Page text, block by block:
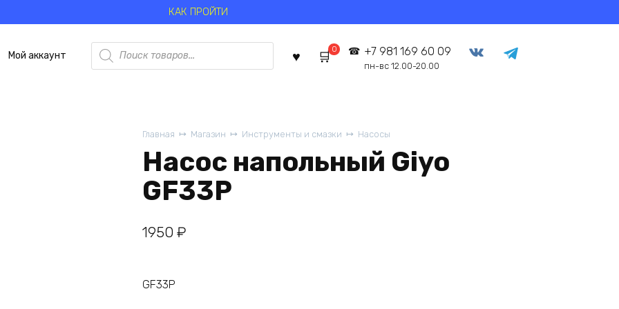
КАК ПРОЙТИ
Мой аккаунт
Поиск
товаров
0 +7 981 169 60 09
пн-вс 12.00-20.00
Главная
Магазин Инструменты и смазки Насосы
Насос напольный Giyo
GF33P
1950 ₽
GF33P